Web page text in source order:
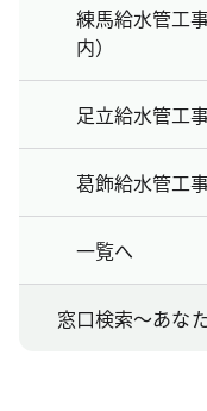
練馬給水管工
内）
足立給水管工
葛飾給水管工
一覧へ
窓口検索～あな